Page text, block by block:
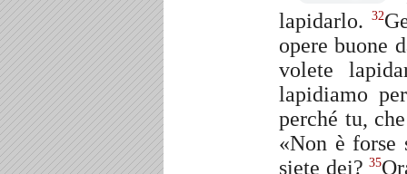
lapidarlo.
32
opere buone
volete
lapidiamo
perché tu,
«Non è
siete dei?35